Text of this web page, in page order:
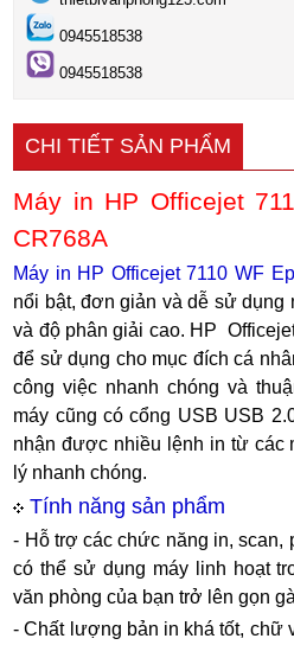
0945518538
0945518538
CHI TIẾT SẢN PHẨM
Máy in HP Officejet
CR768A
Máy in HP Officejet 7110 WF
nổi bật, đơn giản và dễ sử dụng
và độ phân giải cao. HP
để sử dụng cho mục đích cá
công việc nhanh chóng và
máy cũng có cổng USB USB
nhận được nhiều lệnh in từ các
lý nhanh chóng.
Tính năng sản phẩm
- Hỗ trợ các chức năng in, scan,
có thể sử dụng máy linh hoạt
văn phòng của bạn trở lên gọn
- Chất lượng bản in khá tốt, chữ